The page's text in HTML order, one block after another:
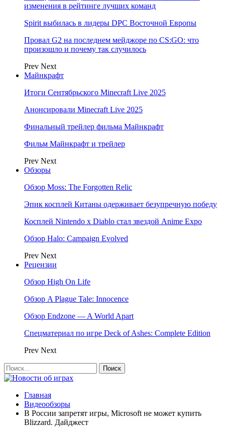
изменения в рейтинге лучших команд
Spirit выбилась в лидеры DPC Восточной Европы
Провал G2 на последнем мейджоре по CS:GO: что
произошло и почему так случилось
Prev Next
Майнкрафт
Итоги Сентябрьского Minecraft Live 2025
Анонсировали Minecraft Live 2025
Финальный трейлер фильма Майнкрафт
Фильм Майнкрафт и трейлер
Prev Next
Обзоры
Обзор Moss: The Forgotten Relic
Эпик косплей Китаны одерживает безупречную победу
Косплей Nintendo x Diablo стал звездой Anime Expo
Обзор Halo: Campaign Evolved
Prev Next
Рецензии
Обзор High On Life
Обзор A Plague Tale: Innocence
Обзор Endzone — A World Apart
Спецматериал по игре Deck of Ashes: Complete Edition
Prev Next
Главная
Видеообзоры
В России запретят игры, Microsoft не может купить
Blizzard. Дайджест